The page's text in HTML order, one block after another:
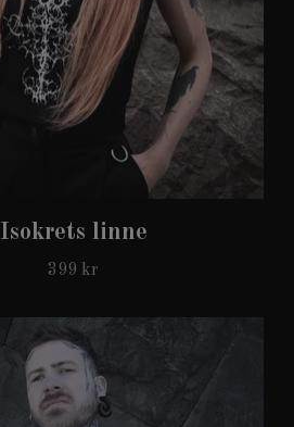
Isokrets linne
399 kr